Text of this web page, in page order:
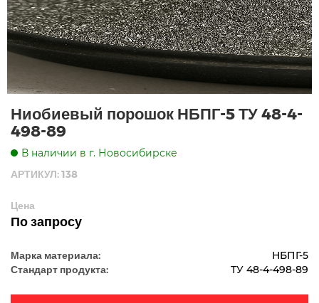
Ниобиевый порошок НБПГ-5 ТУ 48-4-
498-89
В наличии в г. Новосибирске
АРТИКУЛ: 138
Цена
По запросу
Марка материала: НБПГ-5
Стандарт продукта: ТУ 48-4-498-89